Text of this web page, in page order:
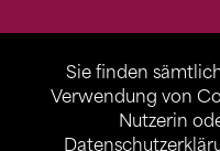
Sie finden
Verwendung von
Nutzerin